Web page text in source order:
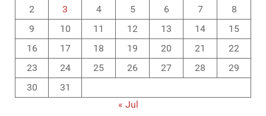
2
3 4 5 6 7
8
9
10 11 12 13 14
15
16
17 18 19 20 21
22
23
24 25 26 27 28
29
30
31
« Jul